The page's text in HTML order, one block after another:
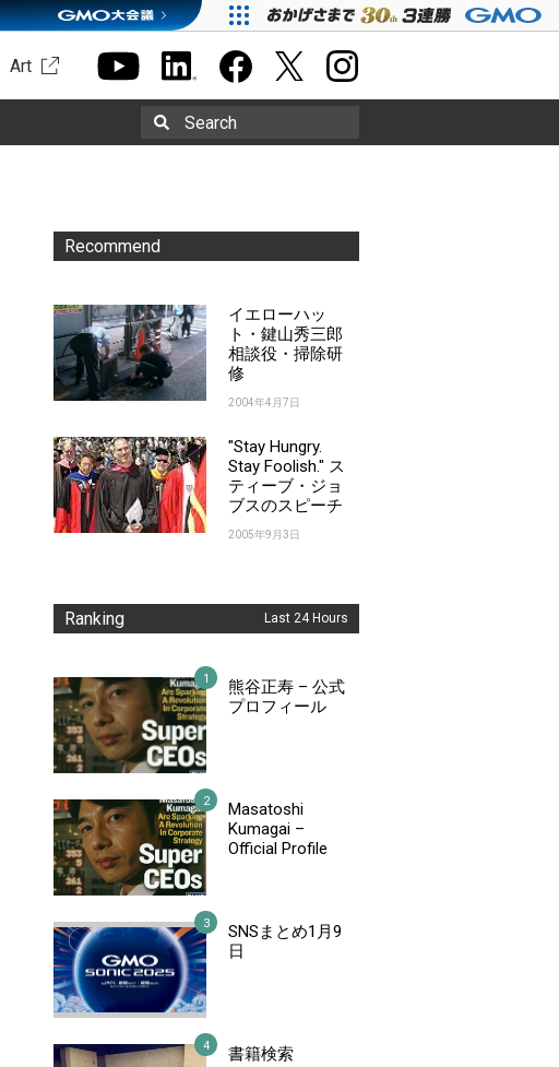
Art
Search
Recommend
イエローハッ
ト・鍵山秀三郎
相談役・掃除研
修
2004年4月7日
"Stay Hungry.
Stay Foolish." ス
ティーブ・ジョ
ブスのスピーチ
2005年9月3日
Ranking Last 24 Hours
熊谷正寿 – 公式
プロフィール
Masatoshi
Kumagai –
Official Profile
SNSまとめ1月9
日
書籍検索